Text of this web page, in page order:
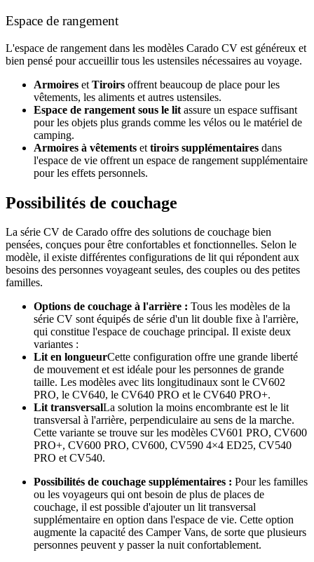
Espace de rangement
L'espace de rangement dans les modèles Carado CV est généreux et
bien pensé pour accueillir tous les ustensiles nécessaires au voyage.
Armoires et Tiroirs offrent beaucoup de place pour les
vêtements, les aliments et autres ustensiles.
Espace de rangement sous le lit assure un espace suffisant
pour les objets plus grands comme les vélos ou le matériel de
camping.
Armoires à vêtements et tiroirs supplémentaires dans
l'espace de vie offrent un espace de rangement supplémentaire
pour les effets personnels.
Possibilités de couchage
La série CV de Carado offre des solutions de couchage bien
pensées, conçues pour être confortables et fonctionnelles. Selon le
modèle, il existe différentes configurations de lit qui répondent aux
besoins des personnes voyageant seules, des couples ou des petites
familles.
Options de couchage à l'arrière : Tous les modèles de la
série CV sont équipés de série d'un lit double fixe à l'arrière,
qui constitue l'espace de couchage principal. Il existe deux
variantes :
Lit en longueurCette configuration offre une grande liberté
de mouvement et est idéale pour les personnes de grande
taille. Les modèles avec lits longitudinaux sont le CV602
PRO, le CV640, le CV640 PRO et le CV640 PRO+.
Lit transversalLa solution la moins encombrante est le lit
transversal à l'arrière, perpendiculaire au sens de la marche.
Cette variante se trouve sur les modèles CV601 PRO, CV600
PRO+, CV600 PRO, CV600, CV590 4×4 ED25, CV540
PRO et CV540.
Possibilités de couchage supplémentaires : Pour les familles
ou les voyageurs qui ont besoin de plus de places de
couchage, il est possible d'ajouter un lit transversal
supplémentaire en option dans l'espace de vie. Cette option
augmente la capacité des Camper Vans, de sorte que plusieurs
personnes peuvent y passer la nuit confortablement.